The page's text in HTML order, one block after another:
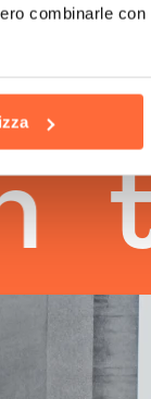
combinarle